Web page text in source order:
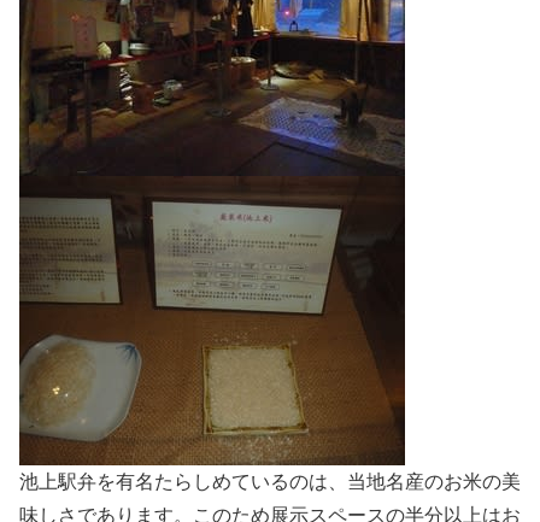
池上駅弁を有名たらしめているのは、当地名産のお米の美
味しさであります。このため展示スペースの半分以上はお